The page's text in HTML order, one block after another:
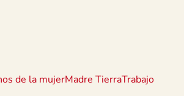
de la mujerMadre TierraTrabajo